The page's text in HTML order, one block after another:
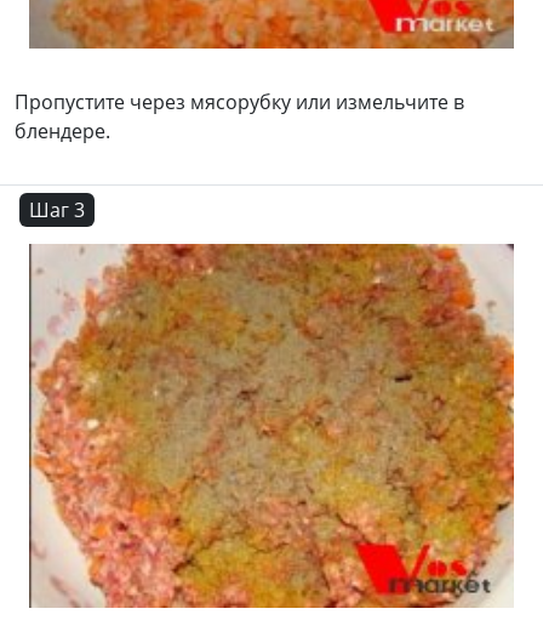
Пропустите через мясорубку или измельчите в
блендере.
Шаг 3